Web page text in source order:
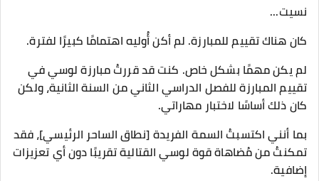
نسيت...
كان هناك تقييم للمبارزة. لم أكن أُوليه اهتمامًا كبيرًا لفترة.
لم يكن مهمًا بشكل خاص. كنت قد قررتُ مبارزة لوسي في
تقييم المبارزة للفصل الدراسي الثاني من السنة الثانية، ولكن
كان ذلك أساسًا لاختبار مهاراتي.
بما أنني اكتسبتُ السمة الفريدة [نطاق الساحر الرئيسي]، فقد
تمكنتُ من مُضاهاة قوة لوسي القتالية تقريبًا دون أي تعزيزات
إضافية.